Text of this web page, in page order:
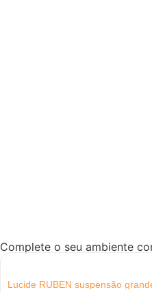
Complete o seu ambiente
Lucide RUBEN suspensão